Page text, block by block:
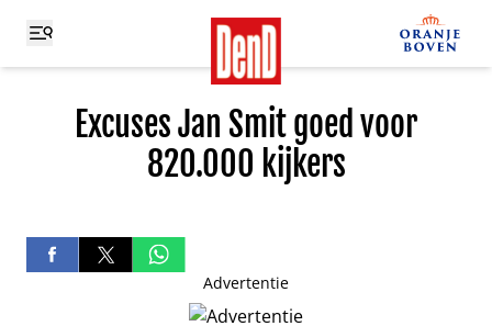
Excuses Jan Smit goed voor
820.000 kijkers
Advertentie